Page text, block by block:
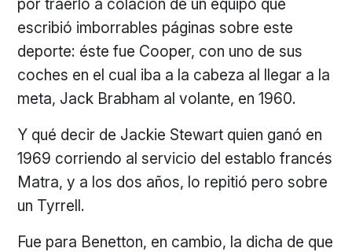
por traerlo a colación de un equipo que
escribió imborrables páginas sobre este
deporte: éste fue Cooper, con uno de sus
coches en el cual iba a la cabeza al llegar a la
meta, Jack Brabham al volante, en 1960.
Y qué decir de Jackie Stewart quien ganó en
1969 corriendo al servicio del establo francés
Matra, y a los dos años, lo repitió pero sobre
un Tyrrell.
Fue para Benetton, en cambio, la dicha de que